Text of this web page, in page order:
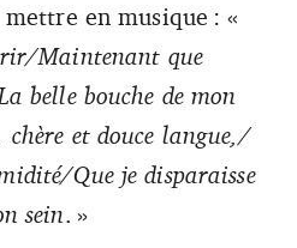
s’enlacent, progressent
passionnés. (DR)
en musique : «
Maintenant que
belle bouche de mon
et douce langue,/
Que je disparaisse
sein. »